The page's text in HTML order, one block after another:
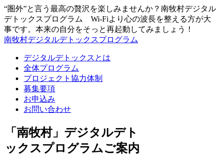
“圏外”と言う最高の贅沢を楽しみませんか？南牧村デジタル
デトックスプログラム Wi-Fiより心の波長を整える方が大
事です。本来の自分をそっと再起動してみましょう！
南牧村デジタルデトックスプログラム
デジタルデトックスとは
全体プログラム
プロジェクト協力体制
募集要項
お申込み
お問い合わせ
「南牧村」デジタルデト
ックスプログラムご案内